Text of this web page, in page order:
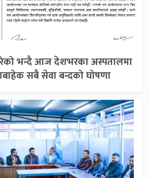
भन्दै आज देशभरका अस्पतालमा
सबै सेवा बन्दको घोषणा